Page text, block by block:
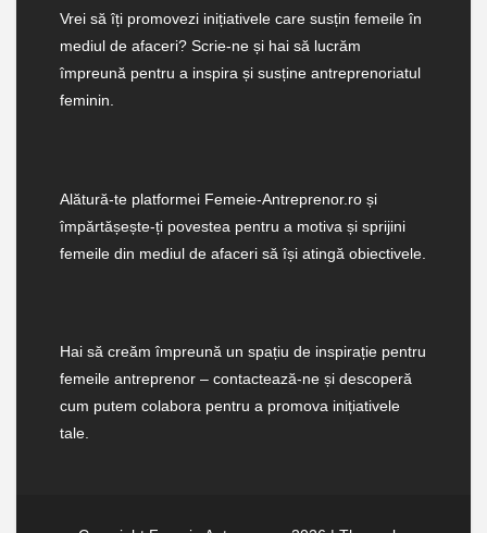
Vrei să îți promovezi inițiativele care susțin femeile în
mediul de afaceri? Scrie-ne și hai să lucrăm
împreună pentru a inspira și susține antreprenoriatul
feminin.
Alătură-te platformei Femeie-Antreprenor.ro și
împărtășește-ți povestea pentru a motiva și sprijini
femeile din mediul de afaceri să își atingă obiectivele.
Hai să creăm împreună un spațiu de inspirație pentru
femeile antreprenor – contactează-ne și descoperă
cum putem colabora pentru a promova inițiativele
tale.